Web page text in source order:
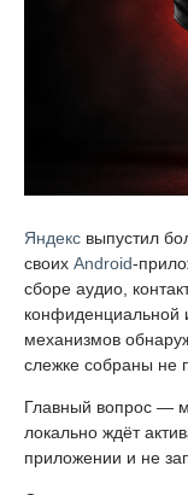
Яндекс выпустил
своих Android-
сборе аудио,
конфиденциальной
механизмов
слежке собраны не
Главный вопрос —
локально ждёт
приложении и не